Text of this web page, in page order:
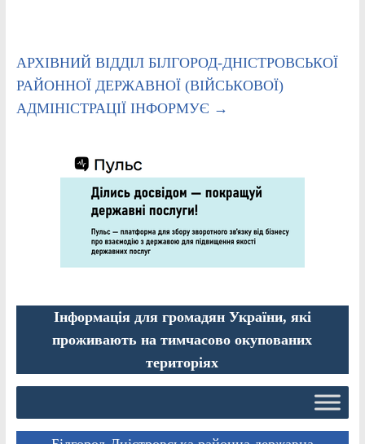
АРХІВНИЙ ВІДДІЛ БІЛГОРОД-ДНІСТРОВСЬКОЇ
РАЙОННОЇ ДЕРЖАВНОЇ (ВІЙСЬКОВОЇ)
АДМІНІСТРАЦІЇ ІНФОРМУЄ →
Інформація для громадян України, які
проживають на тимчасово окупованих
територіях